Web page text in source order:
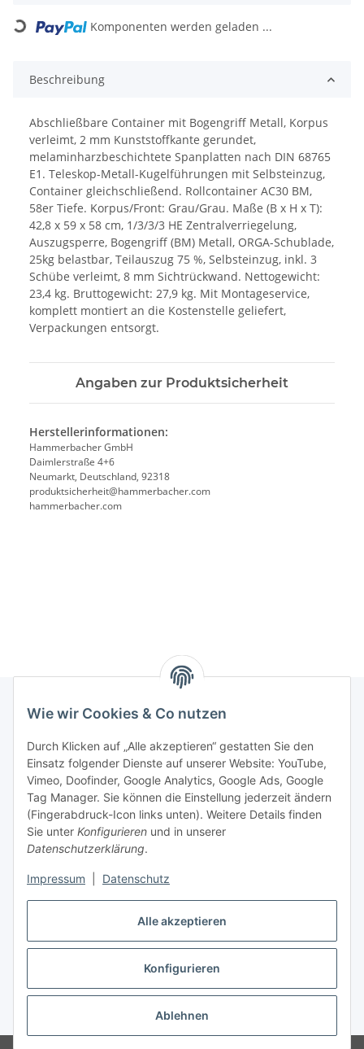
Alle akzeptieren
Konfigurieren
Ablehnen
Wie wir Cookies & Co nutzen
Durch Klicken auf „Alle akzeptieren“ gestatten Sie den
Einsatz folgender Dienste auf unserer Website: YouTube,
Vimeo, Doofinder, Google Analytics, Google Ads, Google
Tag Manager. Sie können die Einstellung jederzeit ändern
(Fingerabdruck-Icon links unten). Weitere Details finden
Sie unter Konfigurieren und in unserer
Datenschutzerklärung.
Impressum Datenschutz
Komponenten werden geladen ...
Beschreibung
Abschließbare Container mit Bogengriff Metall, Korpus
verleimt, 2 mm Kunststoffkante gerundet,
melaminharzbeschichtete Spanplatten nach DIN 68765
E1. Teleskop-Metall-Kugelführungen mit Selbsteinzug,
Container gleichschließend. Rollcontainer AC30 BM,
58er Tiefe. Korpus/Front: Grau/Grau. Maße (B x H x T):
42,8 x 59 x 58 cm, 1/3/3/3 HE Zentralverriegelung,
Auszugsperre, Bogengriff (BM) Metall, ORGA-Schublade,
25kg belastbar, Teilauszug 75 %, Selbsteinzug, inkl. 3
Schübe verleimt, 8 mm Sichtrückwand. Nettogewicht:
23,4 kg. Bruttogewicht: 27,9 kg. Mit Montageservice,
komplett montiert an die Kostenstelle geliefert,
Verpackungen entsorgt.
Angaben zur Produktsicherheit
Herstellerinformationen:
Hammerbacher GmbH
Daimlerstraße 4+6
Neumarkt, Deutschland, 92318
produktsicherheit@hammerbacher.com
hammerbacher.com
Rechtliches
Allgemeines
Firma
Vertrag widerrufen
* Alle Preise inkl. gesetzlicher USt., zzgl.Versand